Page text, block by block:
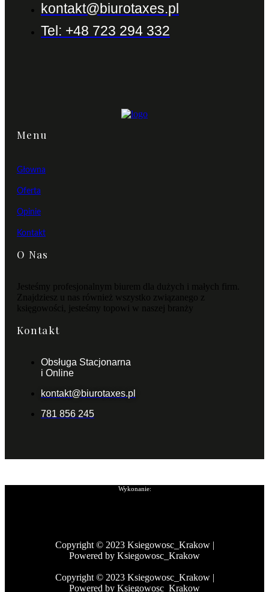
kontakt@biurotaxes.pl
Tel: +48 723 294 332
Menu
Głowna
Oferta
Opinie
Kontakt
O Nas
Jesteśmy profesjonalnym biurem dla dużych i małych firm.
Znajdziesz u nas również wszystko związanego z
księgowości, jesteśmy topowi w naszej branży
Kontakt
Obsługa Stacjonarna
i Online
kontakt@biurotaxes.pl
781 856 245
Wykonanie:
Copyright © 2023 Ksiegowosc_Krakow |
Powered by Ksiegowosc_Krakow
Copyright © 2023 Ksiegowosc_Krakow |
Powered by Ksiegowosc_Krakow